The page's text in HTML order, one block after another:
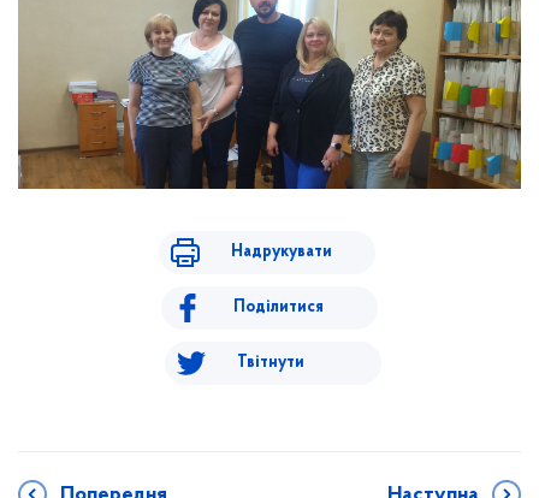
Надрукувати
Поділитися
Твітнути